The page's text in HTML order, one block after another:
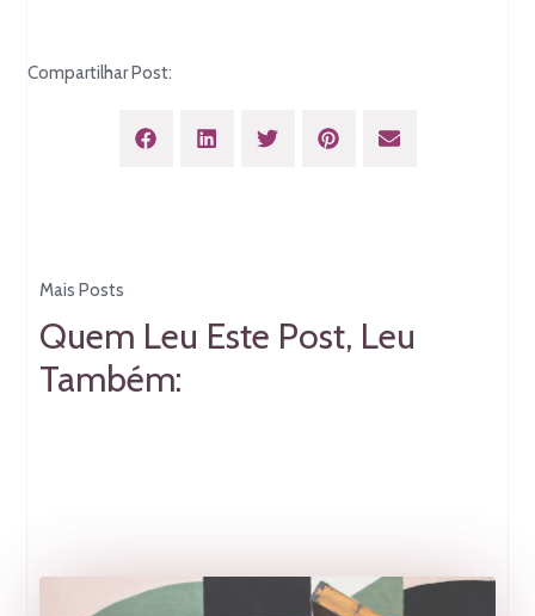
Compartilhar Post:
Mais Posts
Quem Leu Este Post, Leu
Também: